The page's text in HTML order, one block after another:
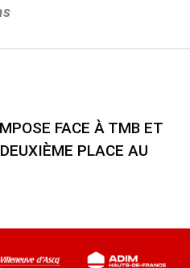
FACE À TMB ET
PLACE AU